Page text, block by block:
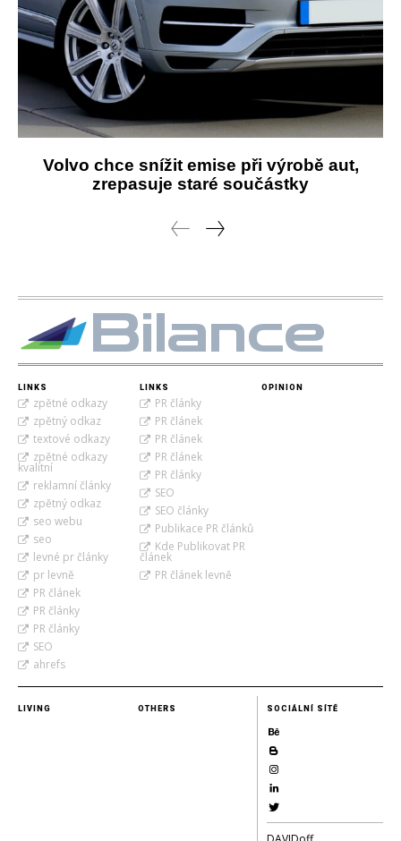
Volvo chce snížit emise při výrobě aut,
zrepasuje staré součástky
Bilance
LINKS
zpětné odkazy
zpětný odkaz
textové odkazy
zpětné odkazy
kvalitní
reklamní články
zpětný odkaz
seo webu
seo
levné pr články
pr levně
PR článek
PR články
PR články
SEO
ahrefs
LINKS
PR články
PR článek
PR článek
PR článek
PR články
SEO
SEO články
Publikace PR článků
Kde Publikovat PR
článek
PR článek levně
OPINION
LIVING OTHERS SOCIÁLNÍ SÍTĚ